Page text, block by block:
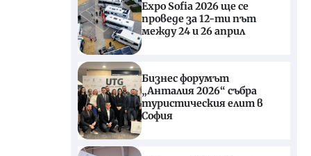
Expo Sofia 2026 ще се
проведе за 12-ти път
между 24 и 26 април
Бизнес форумът
„Анталия 2026“ събра
туристическия елит в
София